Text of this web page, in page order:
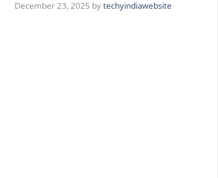
December 23, 2025 bytechyindiawebsite